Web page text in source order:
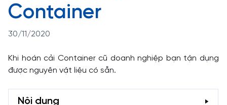
Container
30/11/2020
Khi hoán cải Container cũ doanh nghiệp bạn tận dụng
được nguyên vật liệu có sẵn.
Nội dung